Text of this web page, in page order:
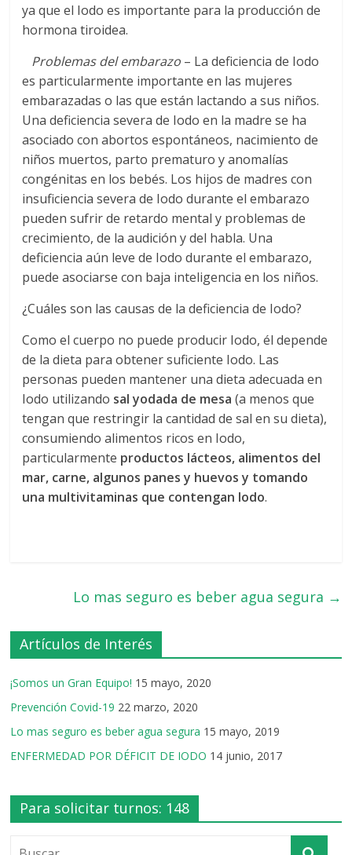
ya que el Iodo es importante para la producción de
hormona tiroidea.
Problemas del embarazo – La deficiencia de Iodo
es particularmente importante en las mujeres
embarazadas o las que están lactando a sus niños.
Una deficiencia severa de Iodo en la madre se ha
asociado con abortos espontáneos, nacimiento de
niños muertos, parto prematuro y anomalías
congénitas en los bebés. Los hijos de madres con
insuficiencia severa de Iodo durante el embarazo
pueden sufrir de retardo mental y problemas de
crecimiento, de la audición y del habla. Una
deficiencia aún leve de Iodo durante el embarazo,
puede asociarse con baja inteligencia en los niños.
¿Cuáles son las causas de la deficiencia de Iodo?
Como el cuerpo no puede producir Iodo, él depende
de la dieta para obtener suficiente Iodo. Las
personas pueden mantener una dieta adecuada en
Iodo utilizando sal yodada de mesa (a menos que
tengan que restringir la cantidad de sal en su dieta),
consumiendo alimentos ricos en Iodo,
particularmente productos lácteos, alimentos del
mar, carne, algunos panes y huevos y tomando
una multivitaminas que contengan Iodo.
Lo mas seguro es beber agua segura →
Artículos de Interés
¡Somos un Gran Equipo! 15 mayo, 2020
Prevención Covid-19 22 marzo, 2020
Lo mas seguro es beber agua segura 15 mayo, 2019
ENFERMEDAD POR DÉFICIT DE IODO 14 junio, 2017
Para solicitar turnos: 148